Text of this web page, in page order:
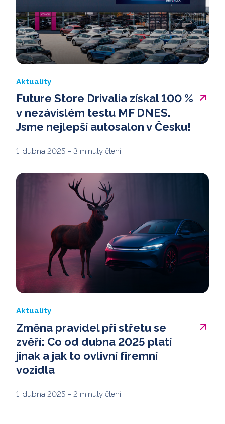
Aktuality
Future Store Drivalia získal 100 %
v nezávislém testu MF DNES.
Jsme nejlepší autosalon v Česku!
1. dubna 2025 – 3 minuty čtení
Aktuality
Změna pravidel při střetu se
zvěří: Co od dubna 2025 platí
jinak a jak to ovlivní firemní
vozidla
1. dubna 2025 – 2 minuty čtení